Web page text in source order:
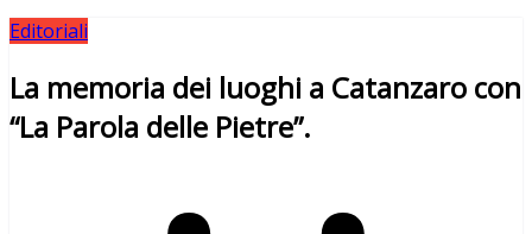
Editoriali
La memoria dei luoghi a Catanzaro con
“La Parola delle Pietre”.